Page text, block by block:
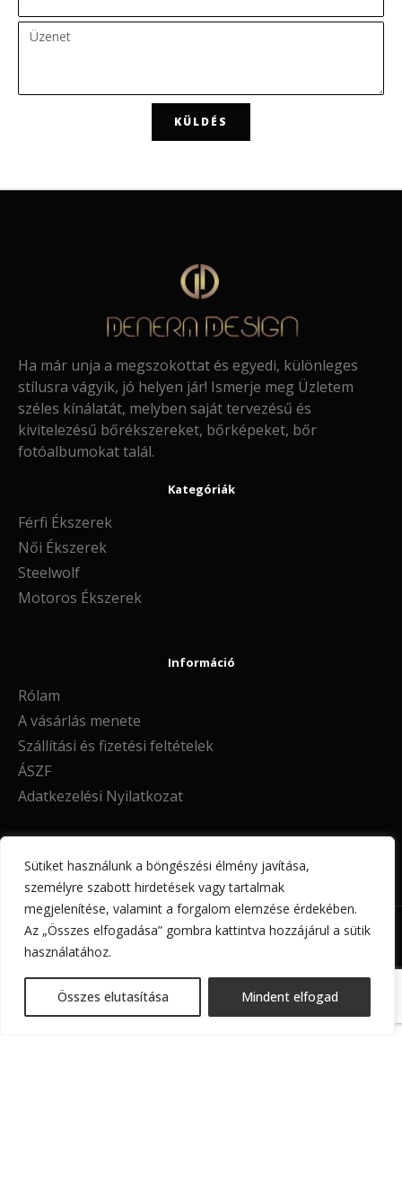
Sütiket használunk a böngészési élmény javítása,
személyre szabott hirdetések vagy tartalmak
megjelenítése, valamint a forgalom elemzése érdekében.
Az „Összes elfogadása” gombra kattintva hozzájárul a sütik
használatához.
Összes elutasítása Mindent elfogad
KÜLDÉS
Ha már unja a megszokottat és egyedi, különleges
stílusra vágyik, jó helyen jár! Ismerje meg Üzletem
széles kínálatát, melyben saját tervezésű és
kivitelezésű bőrékszereket, bőrképeket, bőr
fotóalbumokat talál.
Kategóriák
Férfi Ékszerek
Női Ékszerek
Steelwolf
Motoros Ékszerek
Információ
Rólam
A vásárlás menete
Szállítási és fizetési feltételek
ÁSZF
Adatkezelési Nyilatkozat
INFO@DENERADESIGN.HU
DENERA DESIGN 2026MINDEN JOG FENNTARTVA!